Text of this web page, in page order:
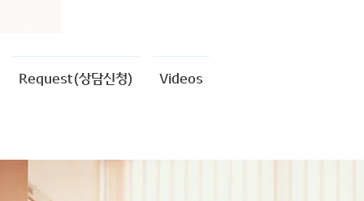
Request(상담신청) Videos